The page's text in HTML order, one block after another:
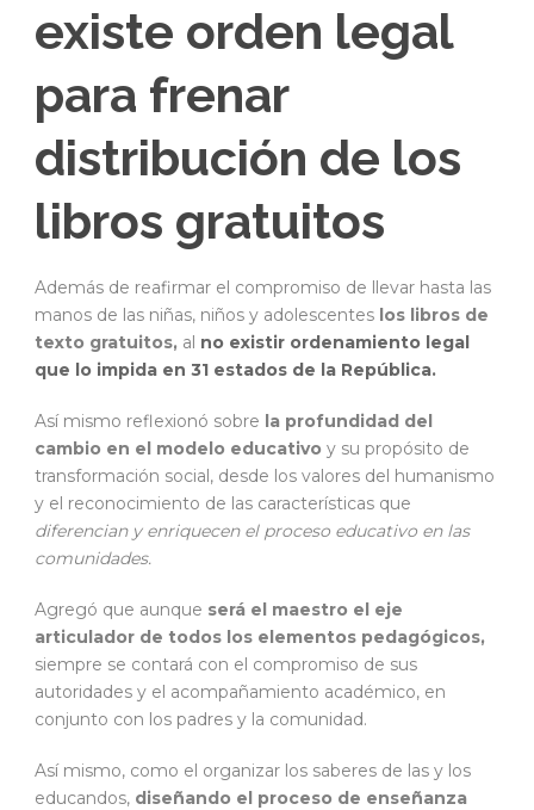
existe orden legal
para frenar
distribución de los
libros gratuitos
Además de reafirmar el compromiso de llevar hasta las
manos de las niñas, niños y adolescentes los libros de
texto gratuitos, al no existir ordenamiento legal
que lo impida en 31 estados de la República.
Así mismo reflexionó sobre la profundidad del
cambio en el modelo educativo y su propósito de
transformación social, desde los valores del humanismo
y el reconocimiento de las características que
diferencian y enriquecen el proceso educativo en las
comunidades.
Agregó que aunque será el maestro el eje
articulador de todos los elementos pedagógicos,
siempre se contará con el compromiso de sus
autoridades y el acompañamiento académico, en
conjunto con los padres y la comunidad.
Así mismo, como el organizar los saberes de las y los
educandos, diseñando el proceso de enseñanza